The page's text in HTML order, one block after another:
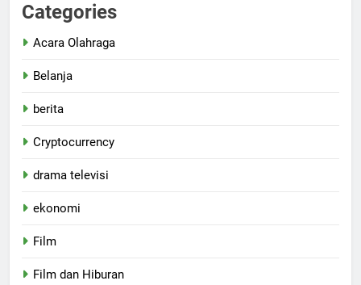
Categories
Acara Olahraga
Belanja
berita
Cryptocurrency
drama televisi
ekonomi
Film
Film dan Hiburan